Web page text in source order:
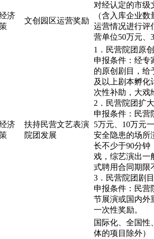
济
文创园区运营奖励
对经认定的市级
（含入库企业
运营情况进行评
营单位50万元、
济
扶持民营文艺表演
院团发展
1．民营院团原
申报条件：经专
的原创剧目，给
及以上剧本孵化
次性补助，大戏
2．民营院团扩
申报条件：民营
5万元、10万元
安全隐患的场所
长不少于90分
戏，综艺演出一
式聘用合同期限
3．民营院团剧
申报条件：民营
节展演或国内外
一次性奖励。
国际化、全国
体的项目除外）